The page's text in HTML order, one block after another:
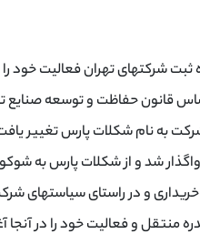
در تیرماه 1341 در اداره ثبت شرکتهای
قانون حفاظت و توسعه
شد و از شکلات پارس به شوکو
خریداری و در راستای سیاستهای